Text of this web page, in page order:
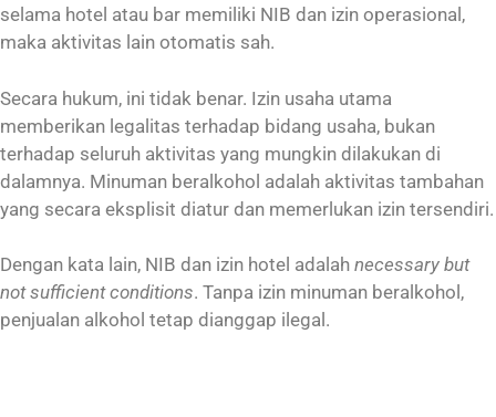
selama hotel atau bar memiliki NIB dan izin operasional,
maka aktivitas lain otomatis sah.
Secara hukum, ini tidak benar. Izin usaha utama
memberikan legalitas terhadap bidang usaha, bukan
terhadap seluruh aktivitas yang mungkin dilakukan di
dalamnya. Minuman beralkohol adalah aktivitas tambahan
yang secara eksplisit diatur dan memerlukan izin tersendiri.
Dengan kata lain, NIB dan izin hotel adalah necessary but
not sufficient conditions. Tanpa izin minuman beralkohol,
penjualan alkohol tetap dianggap ilegal.